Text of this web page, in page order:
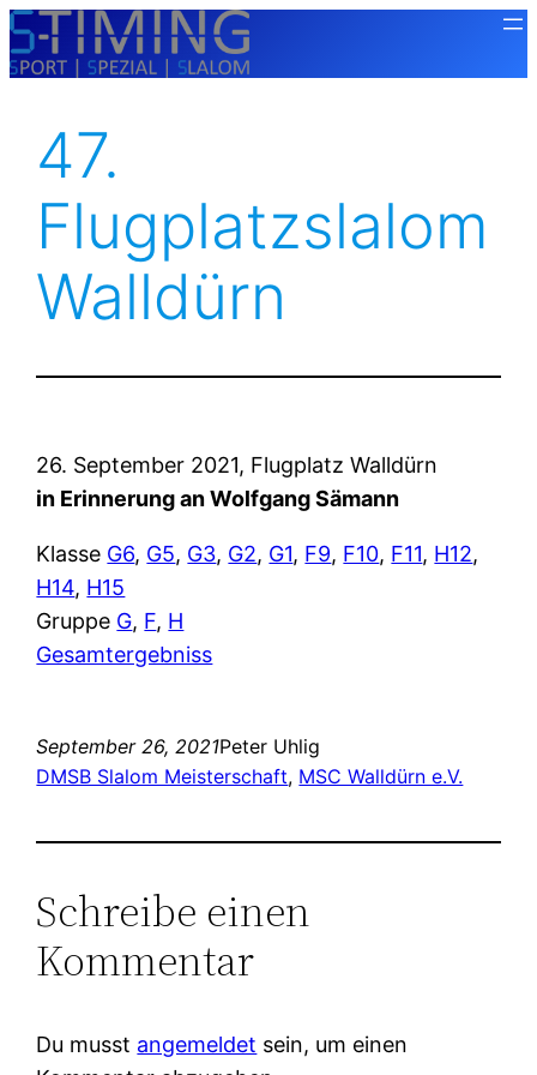
Zum
Inhalt
47.
Flugplatzslalom
Walldürn
26. September 2021, Flugplatz Walldürn
in Erinnerung an Wolfgang Sämann
Klasse G6, G5, G3, G2, G1, F9, F10, F11, H12,
H14, H15
Gruppe G, F, H
Gesamtergebniss
September 26, 2021Peter Uhlig
DMSB Slalom Meisterschaft, MSC Walldürn e.V.
Schreibe einen
Kommentar
Du musst angemeldet sein, um einen